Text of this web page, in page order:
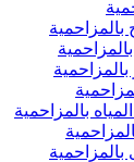
بالمزاحمية